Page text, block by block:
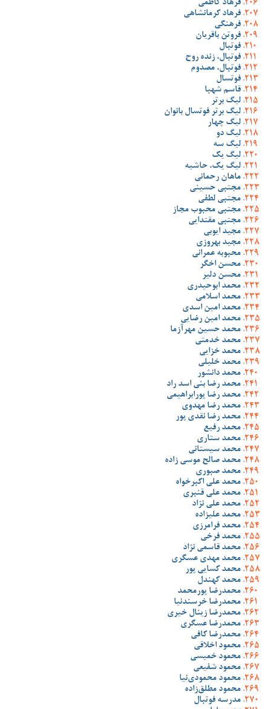
فرهاد کاظمی
فرهاد کرمانشاهی
فرهنگی
فروتن باقریان
فوتبال
فوتبال، زنده روح
فوتبال، مصدوم
فوتسال
قاسم شهبا
لیگ برتر
لیگ برتر فوتسال بانوان
لیگ چهار
لیگ دو
لیگ سه
لیگ یک
لیگ یک، حاشیه
ماهان رحمانی
مجتبی حسینی
مجتبی لطفی
مجتبی محبوب مجاز
مجتبی مقتدایی
مجید ایوبی
مجید بهروزی
محبوبه عمرانی
محسن اخگر
محسن دلیر
محمد ابوحیدری
محمد اسلامی
محمد امین اسدی
محمد امین رضایی
محمد حسین مهرآزما
محمد خدمتی
محمد خزایی
محمد خلیلی
محمد دانشور
محمد رضا بنی اسد راد
محمد رضا پورابراهیمی
محمد رضا مهدوی
محمد رضا نقدی پور
محمد رفیع
محمد ستاری
محمد سیستانی
محمد صالح موسی زاده
محمد صبوری
محمد علی اکبرخواه
محمد علی قنبری
محمد علی نژاد
محمد علیزاده
محمد فرامرزی
محمد فرخی
محمد قاسمی نژاد
محمد مهدی عسگری
محمد کسایی پور
محمد کهندل
محمدرضا پورمحمد
محمدرضا خرسندنیا
محمدرضا زینال خیری
محمدرضا عسگری
محمدرضا کافی
محمود اخلاقی
محمود خمیسی
محمود شفیعی
محمود محمودی‌نیا
محمود مطلق‌زاده
مدرسه فوتبال